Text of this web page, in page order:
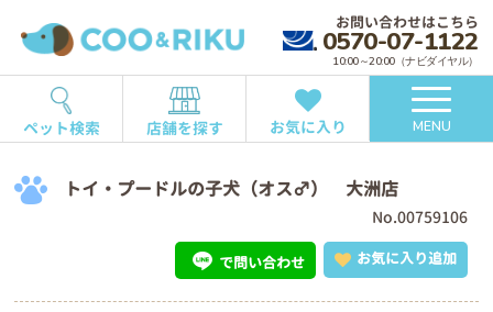
お問い合わせはこちら
0570-07-1122
10:00～20:00（ナビダイヤル）
ペット検索 店舗を探す お気に入り MENU
トイ・プードルの子犬（オス♂） 大洲店
No.00759106
お気に入り追加
で問い合わせ